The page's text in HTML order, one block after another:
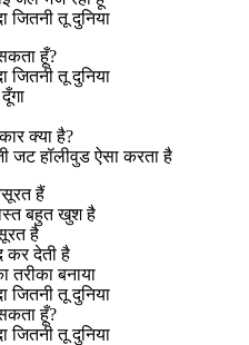
जितनी तू दुनिया
हूँ?
जितनी तू दुनिया
क्या है?
जट हॉलीवुड ऐसा करता है
हैं
बहुत खुश है
है
कर देती है
बनाया
जितनी तू दुनिया
हूँ?
जितनी तू दुनिया